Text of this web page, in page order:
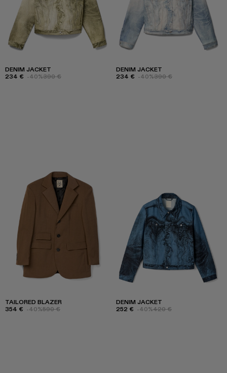
DENIM JACKET
234 € -40%390 €
DENIM JACKET
234 € -40%390 €
TAILORED BLAZER
354 € -40%590 €
DENIM JACKET
252 € -40%420 €